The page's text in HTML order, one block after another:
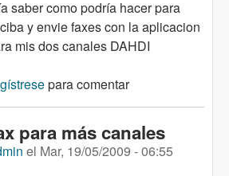
saber como podría hacer para
y envie faxes con la aplicacion
mis dos canales DAHDI
para comentar
para más canales
el Mar, 19/05/2009 - 06:55